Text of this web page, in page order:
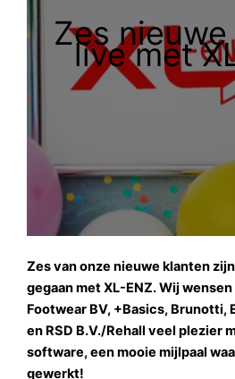
Zes
live met
Zes van onze nieuwe klanten
gegaan met XL-ENZ. Wij
Footwear BV, +Basics, Brunotti,
en RSD B.V./Rehall veel plezier
software, een mooie mijlpaal
gewerkt!